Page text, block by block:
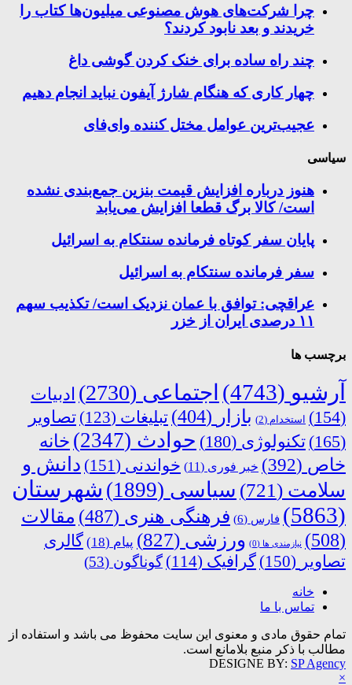
چرا شرکت‌های هوش مصنوعی میلیون‌ها کتاب را
خریدند و بعد نابود کردند؟
چند راه‌ ساده برای خنک کردن گوشی داغ
چهار کاری که هنگام شارژ آیفون نباید انجام دهیم
عجیب‌ترین عوامل مختل کننده وای‌فای
سیاسی
هنوز درباره افزایش قیمت بنزین جمع‌بندی نشده
است/ کالا برگ قطعا افزایش می‌یابد
پایان سفر کوتاه فرمانده سنتکام به اسرائیل
سفر فرمانده سنتکام به اسرائیل
عراقچی: توافق با عمان نزدیک است/ تکذیب سهم
۱۱ درصدی ایران از خزر
برچسب ها
آرشیو (4743) اجتماعی (2730)
ادبیات
(154)
استخدام (2) بازار (404) تبلیغات (123)
تصاویر
(165)
تکنولوژی (180) حوادث (2347)
خانه
خاص (392) خبر فوری (11) خواندنی (151)
دانش و
سلامت (721) سیاسی (1899)
شهرستان
(5863)
فارس (6) فرهنگی هنری (487)
مقالات
(508)
نیازمندی ها (0) ورزشی (827) پیام (18)
گالری
تصاویر (150) گرافیک (114) گوناگون (53)
خانه
تماس با ما
تمام حقوق مادی و معنوی این سایت محفوظ می باشد و استفاده از
مطالب با ذکر منبع بلامانع است.
DESIGNE BY: SP Agency
×